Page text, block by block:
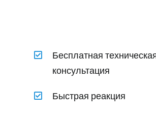
Бесплатная
консультация
Быстрая реакция